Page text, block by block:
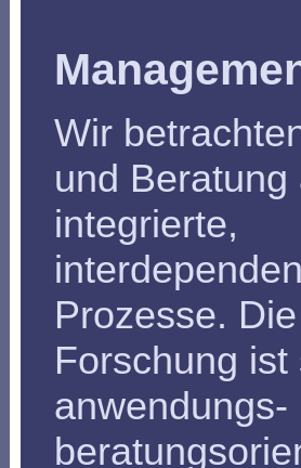
Wir
und Beratung
integrierte,
Prozesse.
Forschung ist
anwendungs-